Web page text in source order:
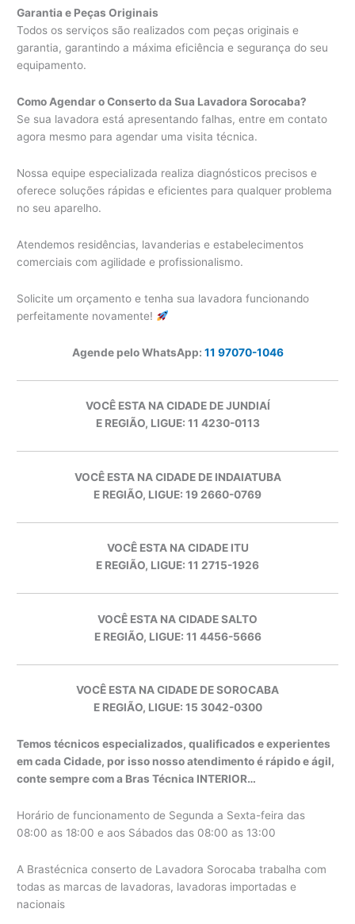
Garantia e Peças Originais
Todos os serviços são realizados com peças originais e
garantia, garantindo a máxima eficiência e segurança do seu
equipamento.
Como Agendar o Conserto da Sua Lavadora Sorocaba?
Se sua lavadora está apresentando falhas, entre em contato
agora mesmo para agendar uma visita técnica.
Nossa equipe especializada realiza diagnósticos precisos e
oferece soluções rápidas e eficientes para qualquer problema
no seu aparelho.
Atendemos residências, lavanderias e estabelecimentos
comerciais com agilidade e profissionalismo.
Solicite um orçamento e tenha sua lavadora funcionando
perfeitamente novamente!
Agende pelo WhatsApp: 11 97070-1046
VOCÊ ESTA NA CIDADE DE JUNDIAÍ
E REGIÃO, LIGUE: 11 4230-0113
VOCÊ ESTA NA CIDADE DE INDAIATUBA
E REGIÃO, LIGUE: 19 2660-0769
VOCÊ ESTA NA CIDADE ITU
E REGIÃO, LIGUE: 11 2715-1926
VOCÊ ESTA NA CIDADE SALTO
E REGIÃO, LIGUE: 11 4456-5666
VOCÊ ESTA NA CIDADE DE SOROCABA
E REGIÃO, LIGUE: 15 3042-0300
Temos técnicos especializados, qualificados e experientes
em cada Cidade, por isso nosso atendimento é rápido e ágil,
conte sempre com a Bras Técnica INTERIOR…
Horário de funcionamento de Segunda a Sexta-feira das
08:00 as 18:00 e aos Sábados das 08:00 as 13:00
A Brastécnica conserto de Lavadora Sorocaba trabalha com
todas as marcas de lavadoras, lavadoras importadas e
nacionais